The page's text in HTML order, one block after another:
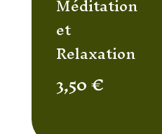
et
Relaxation
3,50€